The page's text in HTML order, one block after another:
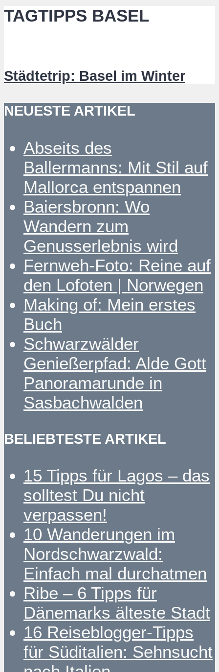
TAGTIPPS BASEL
Städtetrip: Basel im Winter
NEUESTE ARTIKEL
Abseits des
Ballermanns: Mit Stil auf
Mallorca entspannen
Baiersbronn: Wo
Wandern zum
Genusserlebnis wird
Fernweh-Foto: Reine auf
den Lofoten | Norwegen
Making of: Mein erstes
Buch
Schwarzwälder
Genießerpfad: Alde Gott
Panoramarunde in
Sasbachwalden
BELIEBTESTE ARTIKEL
15 Tipps für Lagos – das
solltest Du nicht
verpassen!
10 Wanderungen im
Nordschwarzwald:
Einfach mal durchatmen
Ribe – 6 Tipps für
Dänemarks älteste Stadt
16 Reiseblogger-Tipps
für Süditalien: Sehnsucht